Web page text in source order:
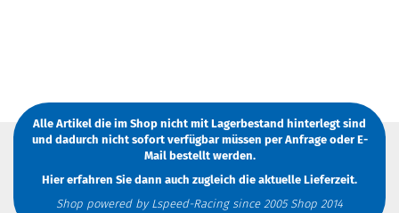
Alle Artikel die im Shop nicht mit Lagerbestand hinterlegt sind
und dadurch nicht sofort verfügbar müssen per AnfrageoderE-
Mailbestellt werden.
Hier erfahren Sie dann auch zugleich die aktuelle Lieferzeit.
Shop powered by Lspeed-Racing since 2005 Shop 2014